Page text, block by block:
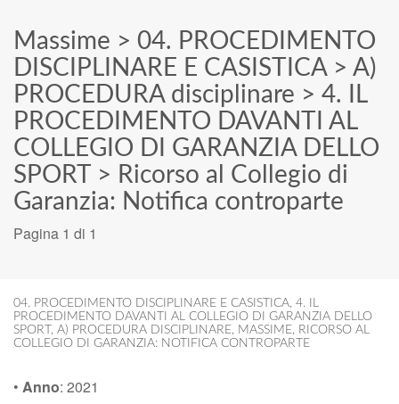
Massime > 04. PROCEDIMENTO
DISCIPLINARE E CASISTICA> A)
PROCEDURA disciplinare > 4. IL
PROCEDIMENTO DAVANTI AL
COLLEGIO DI GARANZIA DELLO
SPORT
> Ricorso al Collegio di
Garanzia: Notifica controparte
Pagina 1 di 1
04. PROCEDIMENTO DISCIPLINARE E CASISTICA, 4. IL
PROCEDIMENTO DAVANTI AL COLLEGIO DI GARANZIA DELLO
SPORT , A) PROCEDURA DISCIPLINARE, MASSIME, RICORSO AL
COLLEGIO DI GARANZIA: NOTIFICA CONTROPARTE
• Anno: 2021